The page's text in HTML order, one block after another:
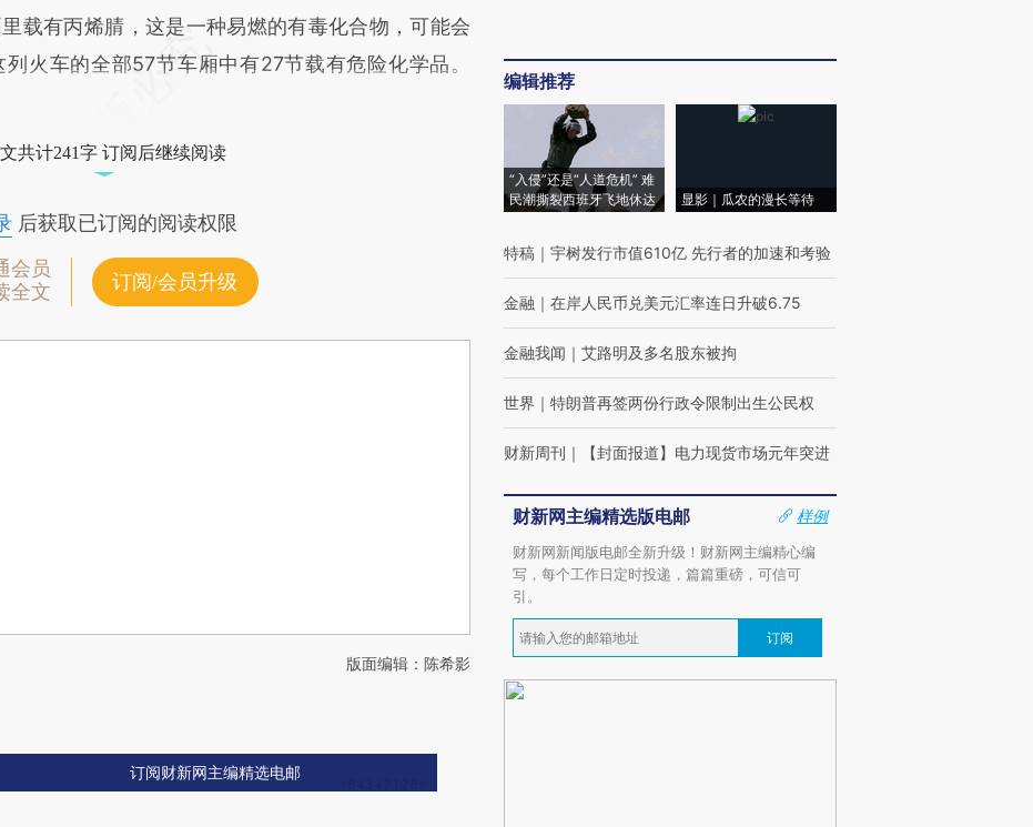
载有丙烯腈，这是一种易燃的有毒化合物，可能会
火车的全部57节车厢中有27节载有危险化学品。
共计241字 订阅后继续阅读
后获取已订阅的阅读权限
会员
全文
订阅/会员升级
版面编辑：陈希影
订阅财新网主编精选电邮
编辑推荐
“入侵”还是“人道危机” 难
民潮撕裂西班牙飞地休达
显影｜瓜农的漫长等待
特稿 ｜ 宇树发行市值610亿 先行者的加速和考验
金融 ｜ 在岸人民币兑美元汇率连日升破6.75
金融我闻 ｜ 艾路明及多名股东被拘
世界 ｜ 特朗普再签两份行政令限制出生公民权
财新周刊 ｜ 【封面报道】电力现货市场元年突进
财新网主编精选版电邮
样例
财新网新闻版电邮全新升级！财新网主编精心编
写，每个工作日定时投递，篇篇重磅，可信可
引。
订阅